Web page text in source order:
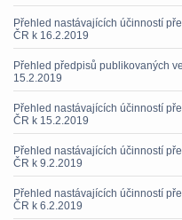
Přehled nastávajících účinností
ČR k 16.2.2019
Přehled předpisů publikovaných
15.2.2019
Přehled nastávajících účinností
ČR k 15.2.2019
Přehled nastávajících účinností
ČR k 9.2.2019
Přehled nastávajících účinností
ČR k 6.2.2019